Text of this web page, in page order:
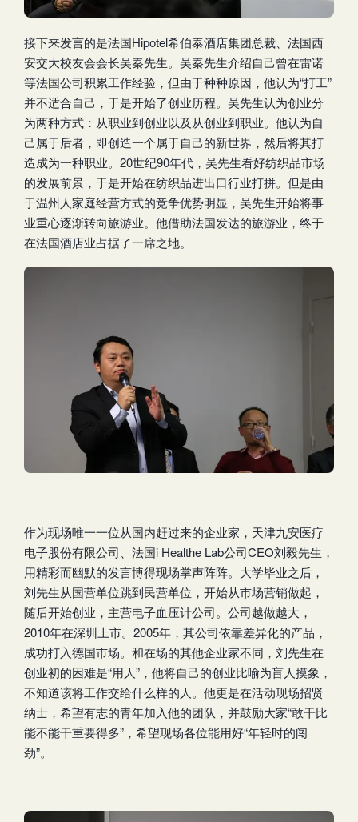
接下来发言的是法国Hipotel希伯泰酒店集团总裁、法国西
安交大校友会会长吴秦先生。吴秦先生介绍自己曾在雷诺
等法国公司积累工作经验，但由于种种原因，他认为“打工”
并不适合自己，于是开始了创业历程。吴先生认为创业分
为两种方式：从职业到创业以及从创业到职业。他认为自
己属于后者，即创造一个属于自己的新世界，然后将其打
造成为一种职业。20世纪90年代，吴先生看好纺织品市场
的发展前景，于是开始在纺织品进出口行业打拼。但是由
于温州人家庭经营方式的竞争优势明显，吴先生开始将事
业重心逐渐转向旅游业。他借助法国发达的旅游业，终于
在法国酒店业占据了一席之地。
作为现场唯一一位从国内赶过来的企业家，天津九安医疗
电子股份有限公司、法国i Healthe Lab公司CEO刘毅先生，
用精彩而幽默的发言博得现场掌声阵阵。大学毕业之后，
刘先生从国营单位跳到民营单位，开始从市场营销做起，
随后开始创业，主营电子血压计公司。公司越做越大，
2010年在深圳上市。2005年，其公司依靠差异化的产品，
成功打入德国市场。和在场的其他企业家不同，刘先生在
创业初的困难是“用人”，他将自己的创业比喻为盲人摸象，
不知道该将工作交给什么样的人。他更是在活动现场招贤
纳士，希望有志的青年加入他的团队，并鼓励大家“敢干比
能不能干重要得多”，希望现场各位能用好“年轻时的闯
劲”。